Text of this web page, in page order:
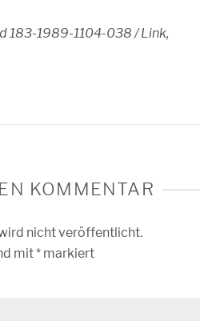
183-1989-1104-038 / Link,
KOMMENTAR
nicht veröffentlicht.
mit* markiert